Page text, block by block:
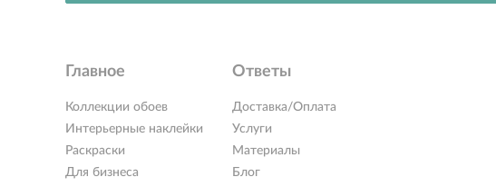
Главное
Коллекции обоев
Интерьерные наклейки
Раскраски
Для бизнеса
Ответы
Доставка/Оплата
Услуги
Материалы
Блог